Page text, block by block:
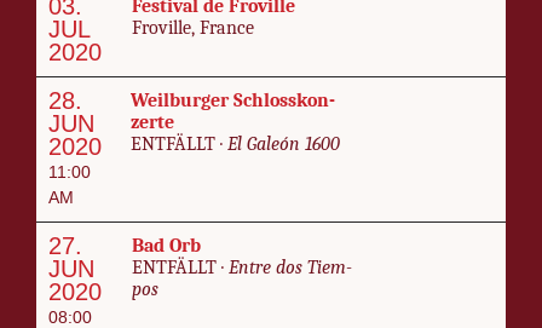
03.
JUL
2020
Fes­ti­val de Froville
Froville, France
28.
JUN
2020
11:00
AM
Weil­burg­er Schloss­kon­
zer­te
ENT­FÄLLT · El Galeón 1600
27.
JUN
2020
08:00
Bad Orb
ENT­FÄLLT · En­tre dos Tiem­
pos